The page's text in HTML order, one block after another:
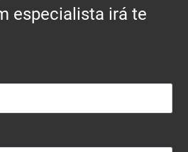
especialista irá te